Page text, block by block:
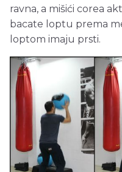
ravna, a mišići corea
bacate loptu prema
loptom imaju prsti.